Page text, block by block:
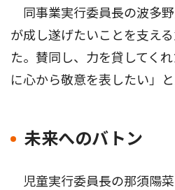
同事業実行委員長の波多
が成し遂げたいことを支え
た。賛同し、力を貸してく
に心から敬意を表したい」と
未来へのバトン
児童実行委員長の那須陽